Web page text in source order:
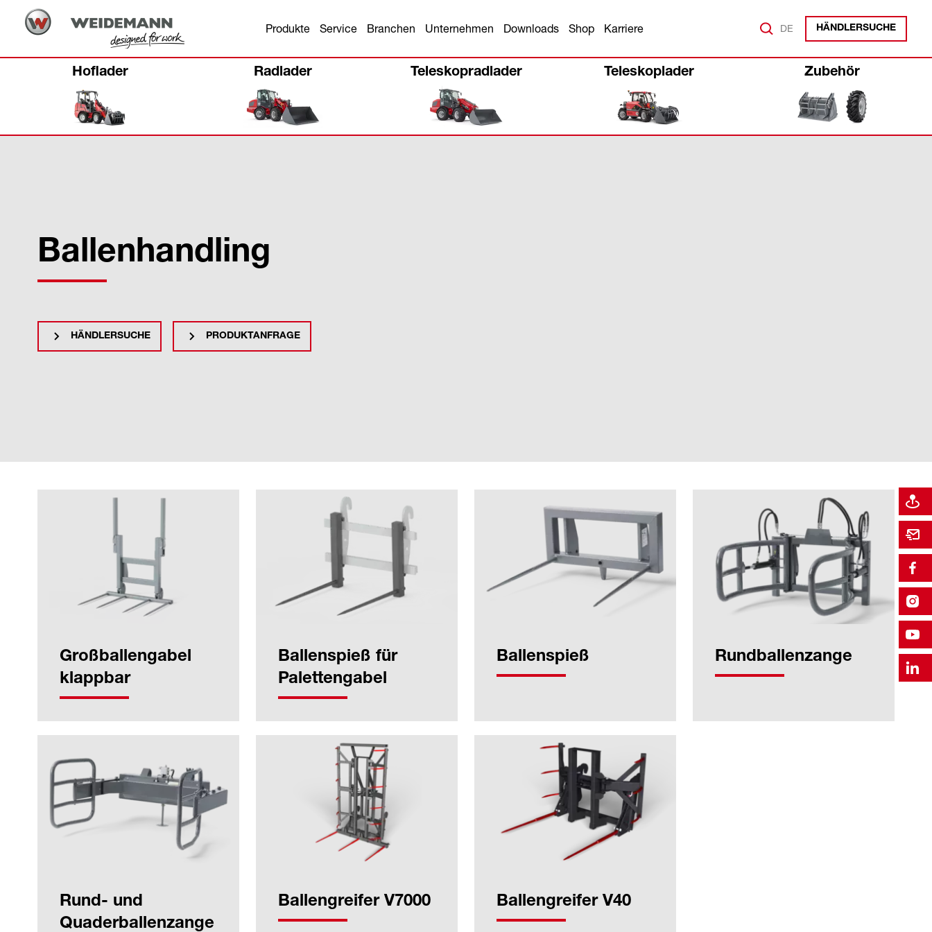
Produkte Service Branchen Unternehmen Downloads Shop Karriere DE HÄNDLERSUCHE
Hoflader Radlader Teleskopradlader Teleskoplader Zubehör
Ballenhandling
HÄNDLERSUCHE PRODUKTANFRAGE
Großballengabel
klappbar
Ballenspieß für
Palettengabel
Ballenspieß Rundballenzange
Rund- und
Quaderballenzange
Ballengreifer V7000 Ballengreifer V40